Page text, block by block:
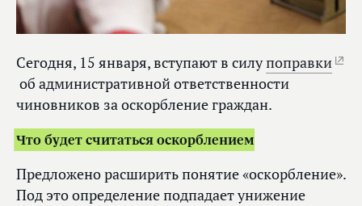
Сегодня, 15 января, вступают в силупоправки
об административной ответственности
чиновников за оскорбление граждан.
Что будет считаться оскорблением
Предложено расширить понятие «оскорбление».
Под это определение подпадает унижение